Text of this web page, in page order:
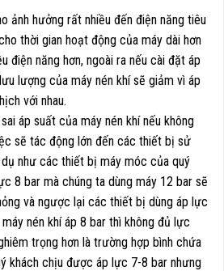
ảnh hưởng rất nhiều đến điện năng tiêu
thời gian hoạt động của máy dài hơn
điện năng hơn, ngoài ra nếu cài đặt áp
lượng của máy nén khí sẽ giảm vì áp
với nhau.
áp suất của máy nén khí nếu không
sẽ tác động lớn đến các thiết bị sử
như các thiết bị máy móc của quý
8 bar mà chúng ta dùng máy 12 bar sẽ
và ngược lại các thiết bị dùng áp lực
nén khí áp 8 bar thì không đủ lực
trọng hơn là trường hợp bình chứa
khách chịu được áp lực 7-8 bar nhưng